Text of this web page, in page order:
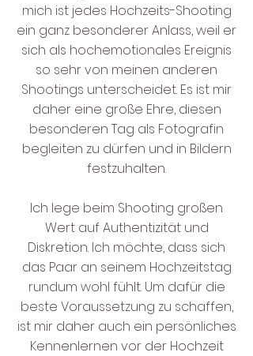
mich ist jedes Hochzeits-Shooting
ein ganz besonderer Anlass, weil er
sich als hochemotionales Ereignis
so sehr von meinen anderen
Shootings unterscheidet. Es ist mir
daher eine große Ehre, diesen
besonderen Tag als Fotografin
begleiten zu dürfen und in Bildern
festzuhalten.
Ich lege beim Shooting großen
Wert auf Authentizität und
Diskretion. Ich möchte, dass sich
das Paar an seinem Hochzeitstag
rundum wohl fühlt. Um dafür die
beste Voraussetzung zu schaffen,
ist mir daher auch ein persönliches
Kennenlernen vor der Hochzeit